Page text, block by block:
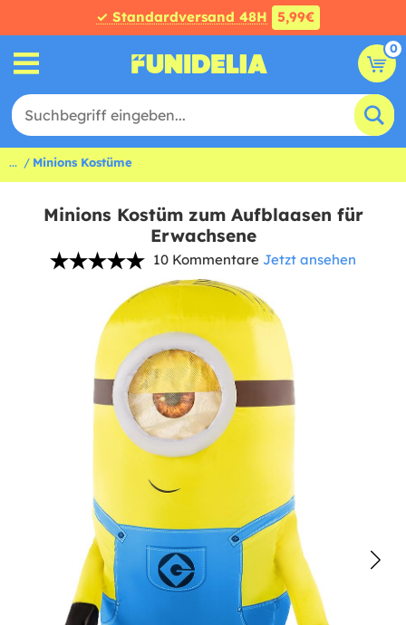
✓ Standardversand 48H 5,99€
0
... Minions Kostüme
Minions Kostüm zum Aufblaasen für
Erwachsene
10 Kommentare Jetzt ansehen